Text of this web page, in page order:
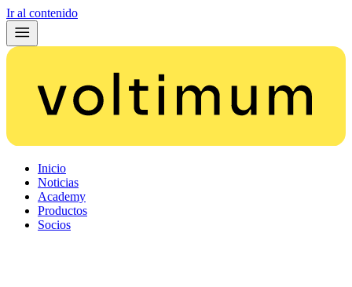
Ir al contenido
Inicio
Noticias
Academy
Productos
Socios